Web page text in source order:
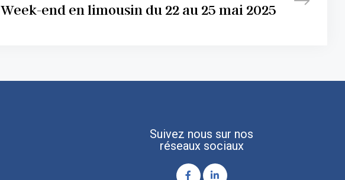
Week-end en limousin du 22 au 25 mai 2025
Suivez nous sur nos
réseaux sociaux